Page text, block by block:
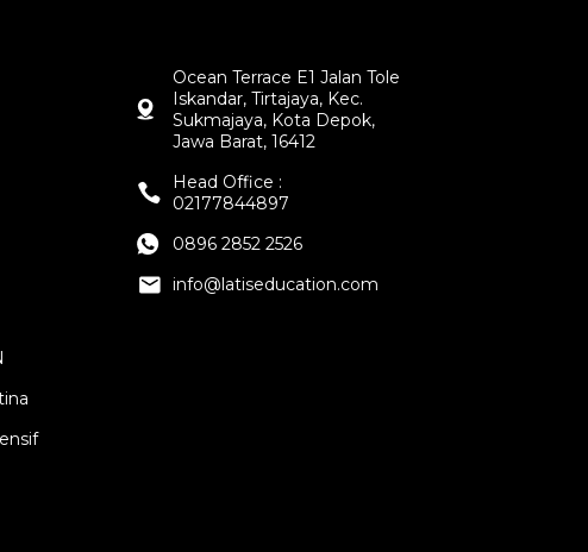
Ocean Terrace E1 Jalan Tole
Iskandar, Tirtajaya, Kec.
Sukmajaya, Kota Depok,
Jawa Barat, 16412
Head Office :
02177844897
0896 2852 2526
info@latiseducation.com